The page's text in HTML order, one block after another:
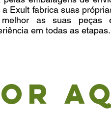
Exult fabrica suas
melhor as suas peças
em todas as etapas.